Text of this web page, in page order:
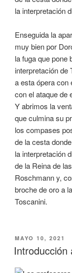
la interpretación
Enseguida la
muy bien por
la fuga que pone
interpretación de
a esta ópera con
con el ataque de
Y abrimos la
que culmina su
los compases
de la cesta
la interpretación
de la Reina de
Roschmann y,
broche de oro a
Toscanini.
PUBLICADO
EL
MAYO 10, 2021